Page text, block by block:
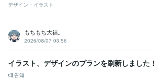
デザイン・イラスト
もちもち大福。
2026/08/07 03:56
イラスト、デザインのプランを刷新しました！
告知